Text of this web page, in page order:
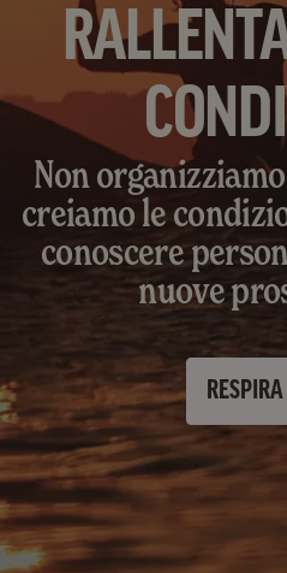
Non
creiamo le
conoscere
nuove
RESPIRA